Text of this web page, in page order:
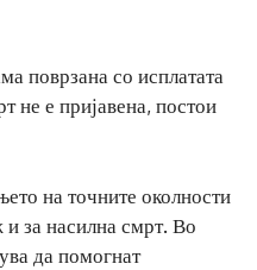
поврзана со исплатата
не е пријавена, постои
на точните околности
за насилна смрт. Во
да помогнат